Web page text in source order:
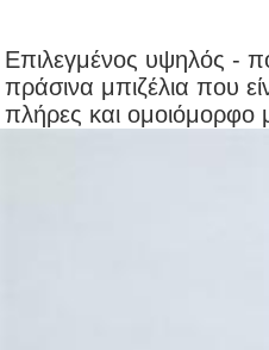
Επιλεγμένος υψηλός -
πράσινα μπιζέλια που
πλήρες και ομοιόμορφο